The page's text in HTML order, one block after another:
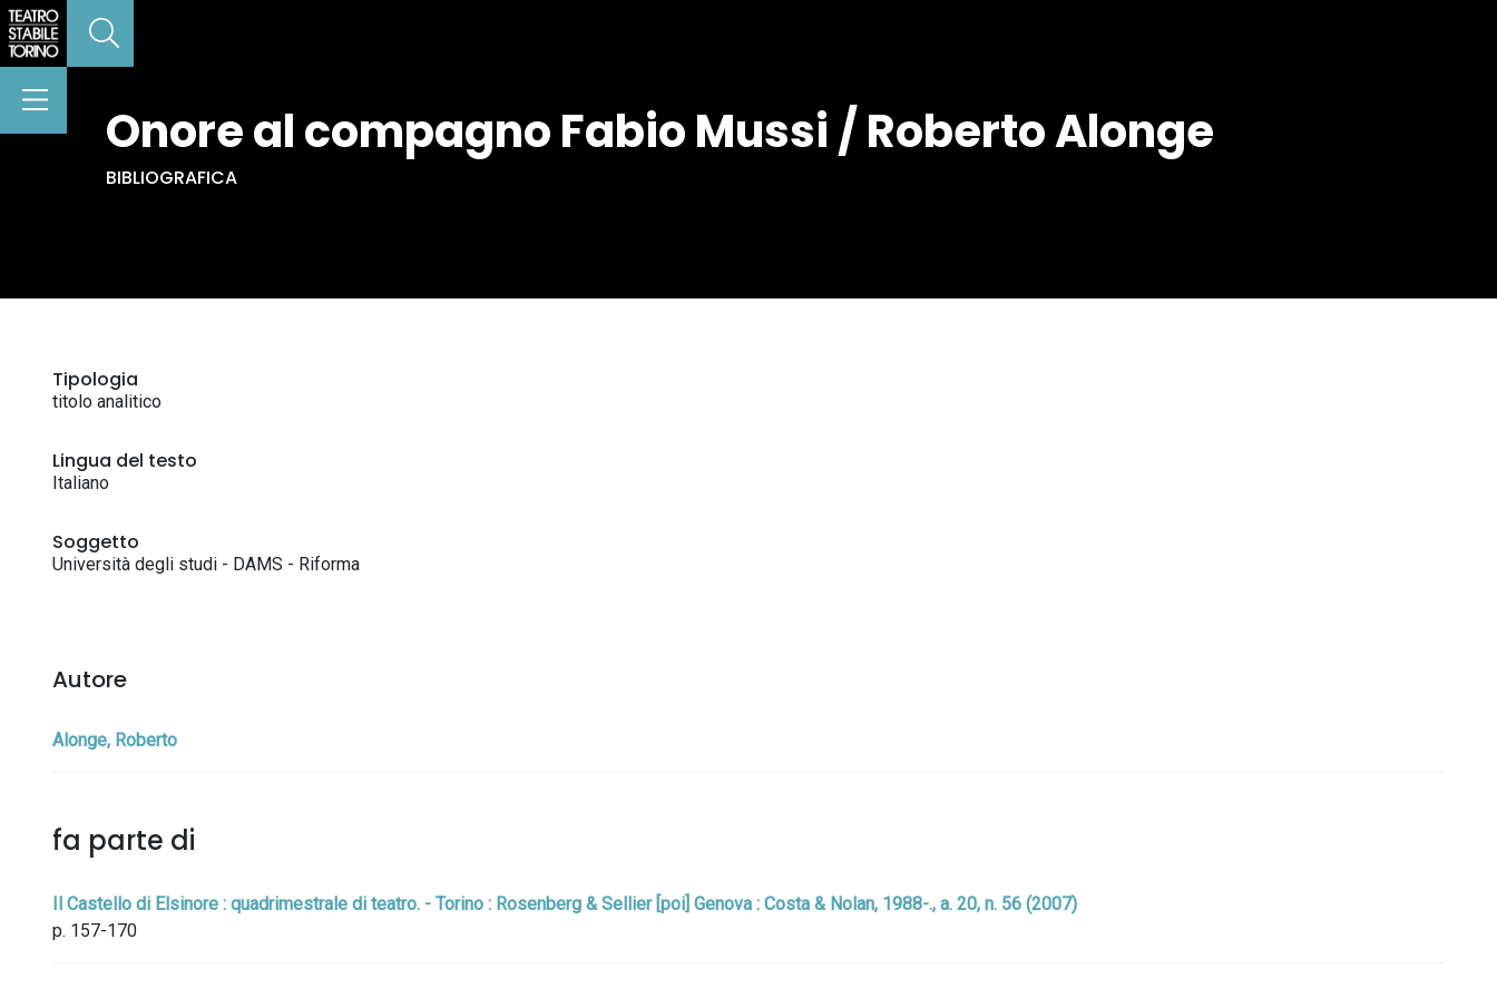
Onore al compagno Fabio Mussi / Roberto Alonge
BIBLIOGRAFICA
Tipologia
titolo analitico
Lingua del testo
Italiano
Soggetto
Università degli studi - DAMS - Riforma
Autore
Alonge, Roberto
fa parte di
Il Castello di Elsinore : quadrimestrale di teatro. - Torino : Rosenberg & Sellier [poi] Genova : Costa & Nolan, 1988-., a. 20, n. 56 (2007)
p. 157-170